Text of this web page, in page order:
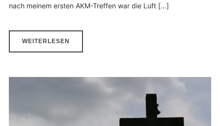
nach meinem ersten AKM-Treffen war die Luft […]
WEITERLESEN